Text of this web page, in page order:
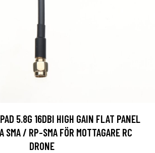
5.8G 16DBI HIGH GAIN FLAT PANEL
SMA / RP-SMA FÖR MOTTAGARE RC
DRONE